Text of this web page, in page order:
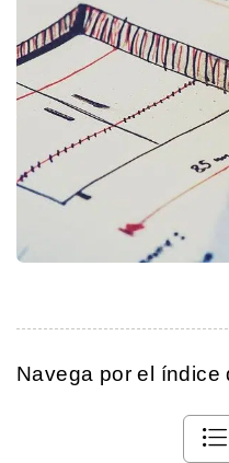
Navega por el índice